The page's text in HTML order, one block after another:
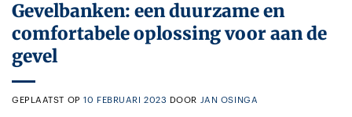
Gevelbanken: een duurzame en
comfortabele oplossing voor aan de
gevel
GEPLAATST OP10 FEBRUARI 2023 DOOR JAN OSINGA